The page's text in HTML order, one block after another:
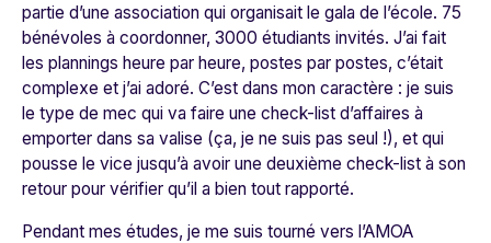
partie d’une association qui organisait le gala de l’école. 75
bénévoles à coordonner, 3000 étudiants invités. J’ai fait
les plannings heure par heure, postes par postes, c’était
complexe et j’ai adoré. C’est dans mon caractère : je suis
le type de mec qui va faire une check-list d’affaires à
emporter dans sa valise (ça, je ne suis pas seul !), et qui
pousse le vice jusqu’à avoir une deuxième check-list à son
retour pour vérifier qu’il a bien tout rapporté.
Pendant mes études, je me suis tourné vers l’AMOA